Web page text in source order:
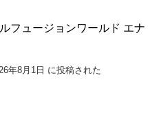
フュージョンワールド エナ
年8月1日 に投稿された